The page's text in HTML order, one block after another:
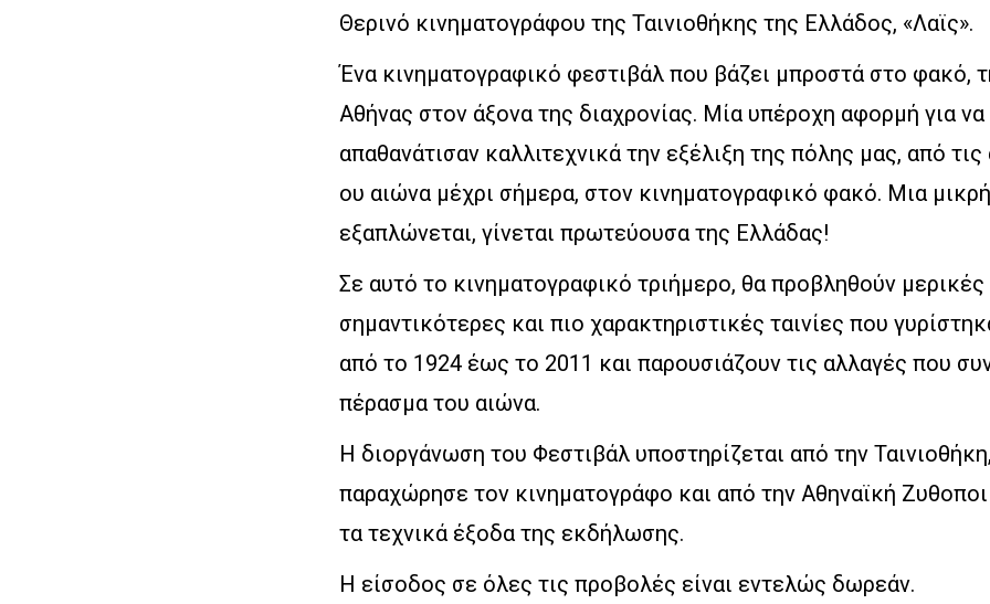
Θερινό κινηματογράφου της Ταινιοθήκης της Ελλάδος, «Λαϊς».
Ένα κινηματογραφικό φεστιβάλ που βάζει μπροστά στο φακό,
Αθήνας στον άξονα της διαχρονίας. Μία υπέροχη αφορμή για
απαθανάτισαν καλλιτεχνικά την εξέλιξη της πόλης μας, από
ου αιώνα μέχρι σήμερα, στον κινηματογραφικό φακό. Μια
εξαπλώνεται, γίνεται πρωτεύουσα της Ελλάδας!
Σε αυτό το κινηματογραφικό τριήμερο, θα προβληθούν μερικές
σημαντικότερες και πιο χαρακτηριστικές ταινίες που
από το 1924 έως το 2011 και παρουσιάζουν τις αλλαγές που
πέρασμα του αιώνα.
Η διοργάνωση του Φεστιβάλ υποστηρίζεται από την
παραχώρησε τον κινηματογράφο και από την Αθηναϊκή
τα τεχνικά έξοδα της εκδήλωσης.
Η είσοδος σε όλες τις προβολές είναι εντελώς δωρεάν.